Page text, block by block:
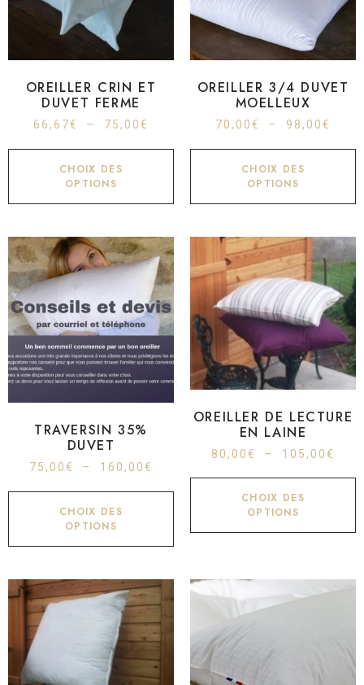
OREILLER CRIN ET
DUVET FERME
66,67€ – 75,00€
CHOIX DES
OPTIONS
OREILLER 3/4 DUVET
MOELLEUX
70,00€ – 98,00€
CHOIX DES
OPTIONS
TRAVERSIN 35%
DUVET
75,00€ – 160,00€
CHOIX DES
OPTIONS
OREILLER DE LECTURE
EN LAINE
80,00€ – 105,00€
CHOIX DES
OPTIONS